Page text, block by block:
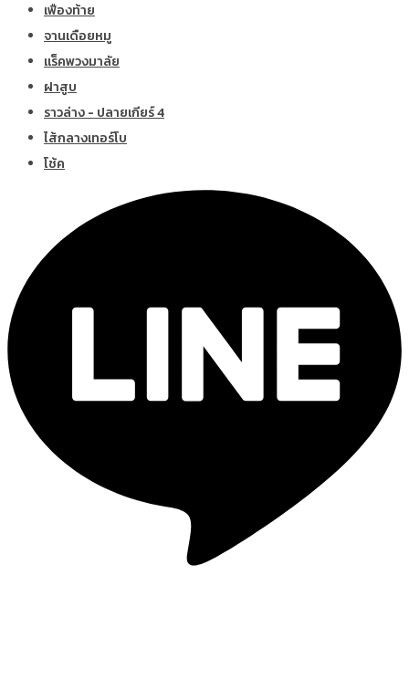
เฟืองท้าย
จานเดือยหมู
แร็คพวงมาลัย
ฝาสูบ
ราวล่าง - ปลายเกียร์ 4
ไส้กลางเทอร์โบ
โช้ค